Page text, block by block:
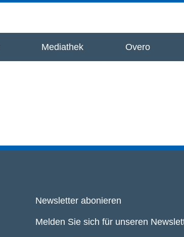
Mediathek Overo
Newsletter abonieren
Melden Sie sich für unseren